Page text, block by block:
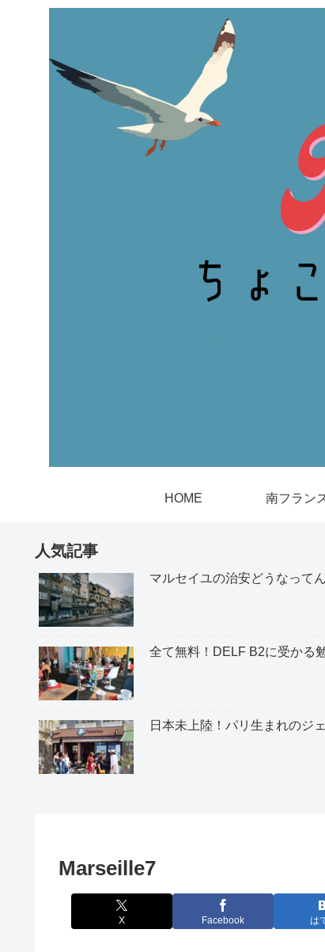
HOME 南フラン
人気記事
マルセイユの治安どうなって
全て無料！DELF B2に受かる
日本未上陸！パリ生まれのジ
Marseille7
X Facebook は